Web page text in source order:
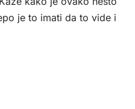
je to imati da to vide i